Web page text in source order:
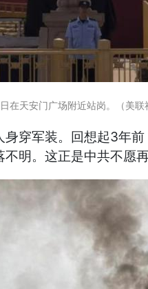
在天安门广场附近站岗。（美联
穿军装。回想起3年
明。这正是中共不愿再